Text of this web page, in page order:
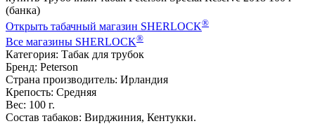
(банка)
Открыть табачный магазин SHERLOCK®
Все магазины SHERLOCK®
Категория: Табак для трубок
Бренд: Peterson
Страна производитель: Ирландия
Крепость: Средняя
Вес: 100 г.
Состав табаков: Вирджиния, Кентукки.